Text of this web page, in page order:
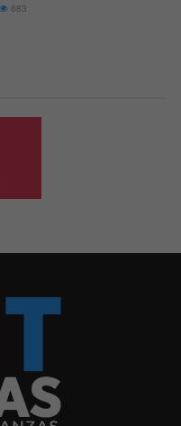
683